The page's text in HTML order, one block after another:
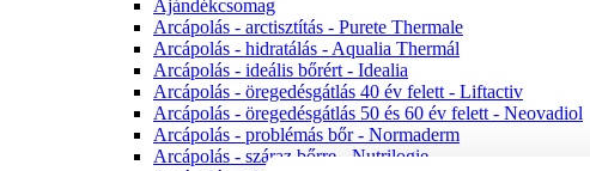
Ajándékcsomag
Arcápolás - arctisztítás - Purete Thermale
Arcápolás - hidratálás - Aqualia Thermál
Arcápolás - ideális bőrért - Idealia
Arcápolás - öregedésgátlás 40 év felett - Liftactiv
Arcápolás - öregedésgátlás 50 és 60 év felett - Neovadiol
Arcápolás - problémás bőr - Normaderm
Arcápolás - száraz bőrre - Nutrilogie